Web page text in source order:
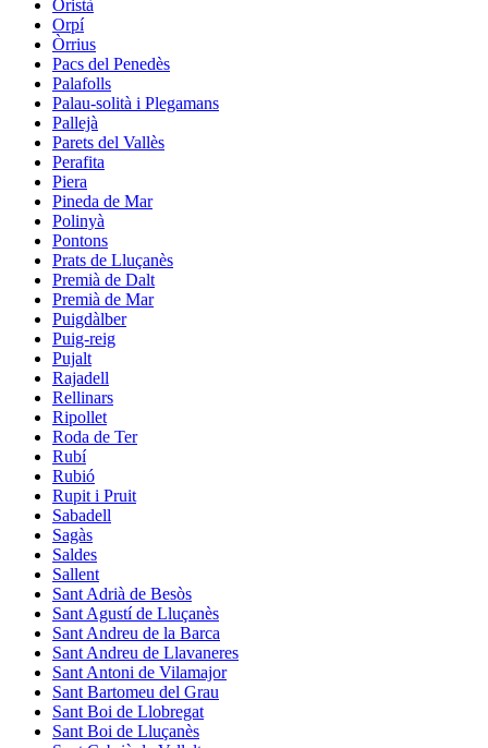
Oristà
Orpí
Òrrius
Pacs del Penedès
Palafolls
Palau-solità i Plegamans
Pallejà
Parets del Vallès
Perafita
Piera
Pineda de Mar
Polinyà
Pontons
Prats de Lluçanès
Premià de Dalt
Premià de Mar
Puigdàlber
Puig-reig
Pujalt
Rajadell
Rellinars
Ripollet
Roda de Ter
Rubí
Rubió
Rupit i Pruit
Sabadell
Sagàs
Saldes
Sallent
Sant Adrià de Besòs
Sant Agustí de Lluçanès
Sant Andreu de la Barca
Sant Andreu de Llavaneres
Sant Antoni de Vilamajor
Sant Bartomeu del Grau
Sant Boi de Llobregat
Sant Boi de Lluçanès